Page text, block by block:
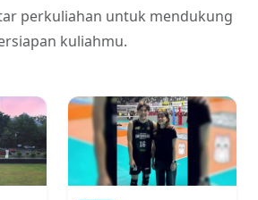
perkuliahan untuk mendukung
kuliahmu.